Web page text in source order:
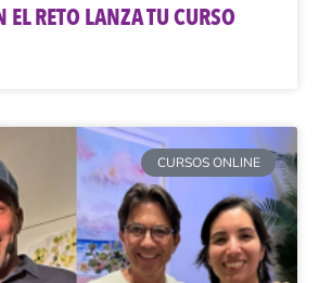
EL RETO LANZA TU CURSO
CURSOS ONLINE